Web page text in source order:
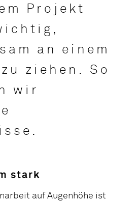
Projekt
an einem
ziehen. So
wir
stark
auf Augenhöhe ist